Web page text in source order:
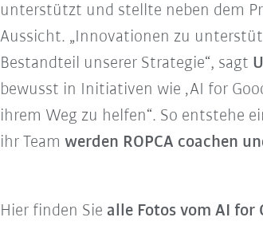
unterstützt und stellte neben dem
Aussicht. „Innovationen zu
Bestandteil unserer Strategie“, sagt
bewusst in Initiativen wie ‚AI for
ihrem Weg zu helfen“. So entstehe
ihr Team werden ROPCA coachen
Hier finden Sie alle Fotos vom AI for